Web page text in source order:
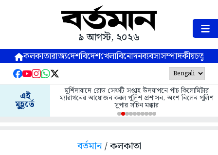
৯ আগস্ট, ২০২৬
কলকাতারাজ্যদেশবিদেশখেলাবিনোদনব্যবসাসম্পাদকীয়
এই
মুহূর্তে
মুর্শিদাবাদে রোড সেফটি সপ্তাহ উদযাপনে পাঁচ কিলোমিটার
ম্যারাথনের আয়োজন করল পুলিশ প্রশাসন, অংশ নিলেন পুলিশ
সুপার সচিন মক্কার
বর্তমান/ কলকাতা